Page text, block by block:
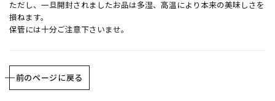
ただし、一旦開封されましたお品は多湿、高温により本来の美味しさを
損ねます。
保管には十分ご注意下さいませ。
前のページに戻る